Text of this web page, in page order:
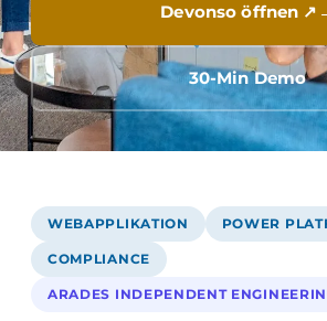
Devonso öffnen ↗
30-Min Demo
WEBAPPLIKATION POWER
COMPLIANCE
ARADES INDEPENDENT